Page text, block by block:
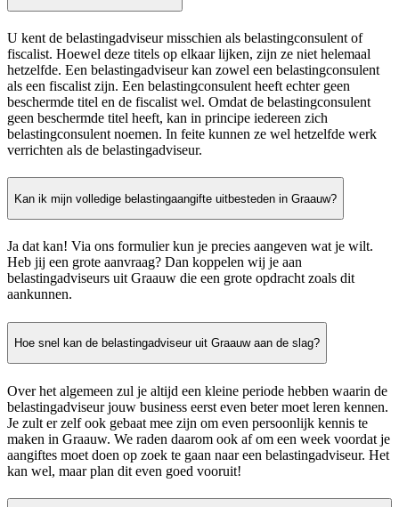
U kent de belastingadviseur misschien als belastingconsulent of
fiscalist. Hoewel deze titels op elkaar lijken, zijn ze niet helemaal
hetzelfde. Een belastingadviseur kan zowel een belastingconsulent
als een fiscalist zijn. Een belastingconsulent heeft echter geen
beschermde titel en de fiscalist wel. Omdat de belastingconsulent
geen beschermde titel heeft, kan in principe iedereen zich
belastingconsulent noemen. In feite kunnen ze wel hetzelfde werk
verrichten als de belastingadviseur.
Kan ik mijn volledige belastingaangifte uitbesteden in Graauw?
Ja dat kan! Via ons formulier kun je precies aangeven wat je wilt.
Heb jij een grote aanvraag? Dan koppelen wij je aan
belastingadviseurs uit Graauw die een grote opdracht zoals dit
aankunnen.
Hoe snel kan de belastingadviseur uit Graauw aan de slag?
Over het algemeen zul je altijd een kleine periode hebben waarin de
belastingadviseur jouw business eerst even beter moet leren kennen.
Je zult er zelf ook gebaat mee zijn om even persoonlijk kennis te
maken in Graauw. We raden daarom ook af om een week voordat je
aangiftes moet doen op zoek te gaan naar een belastingadviseur. Het
kan wel, maar plan dit even goed vooruit!